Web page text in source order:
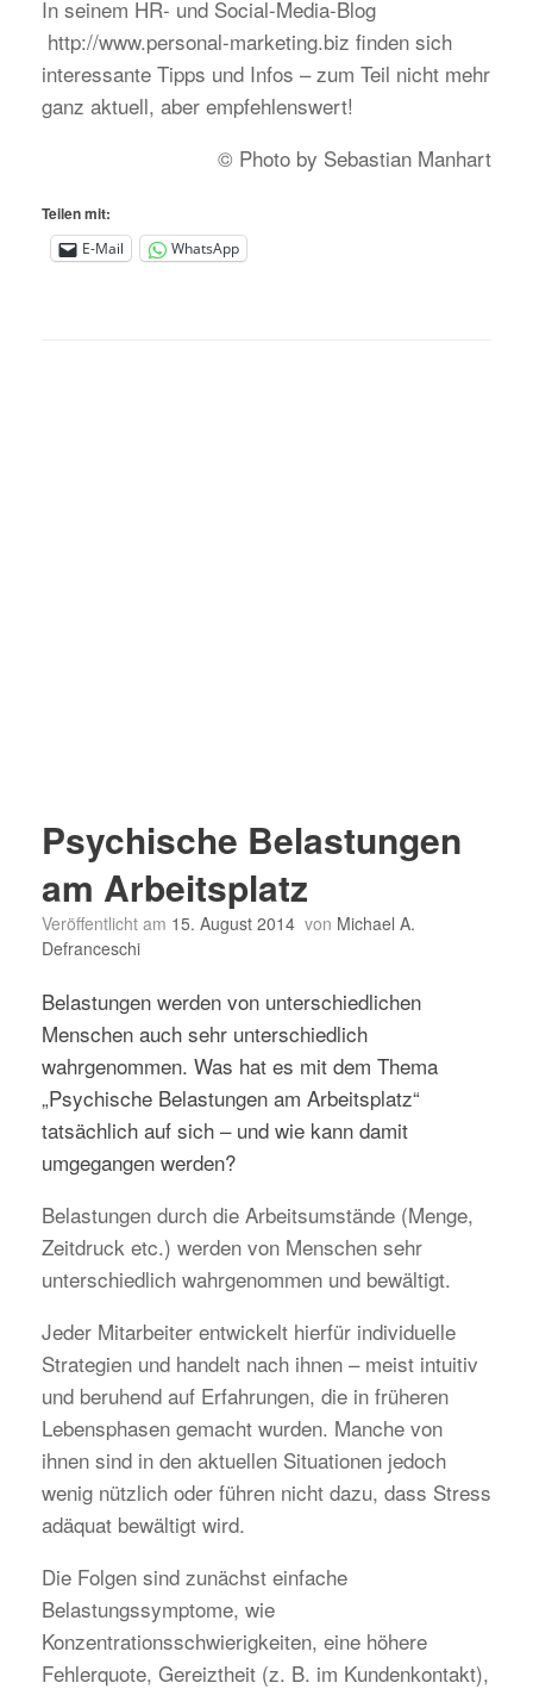
In seinem HR- und Social-Media-Blog
http://www.personal-marketing.biz finden sich
interessante Tipps und Infos – zum Teil nicht mehr
ganz aktuell, aber empfehlenswert!
© Photo by Sebastian Manhart
Teilen mit:
E-Mail WhatsApp
Psychische Belastungen
am Arbeitsplatz
Veröffentlicht am 15. August 2014 von Michael A.
Defranceschi
Belastungen werden von unterschiedlichen
Menschen auch sehr unterschiedlich
wahrgenommen. Was hat es mit dem Thema
„Psychische Belastungen am Arbeitsplatz“
tatsächlich auf sich – und wie kann damit
umgegangen werden?
Belastungen durch die Arbeitsumstände (Menge,
Zeitdruck etc.) werden von Menschen sehr
unterschiedlich wahrgenommen und bewältigt.
Jeder Mitarbeiter entwickelt hierfür individuelle
Strategien und handelt nach ihnen – meist intuitiv
und beruhend auf Erfahrungen, die in früheren
Lebensphasen gemacht wurden. Manche von
ihnen sind in den aktuellen Situationen jedoch
wenig nützlich oder führen nicht dazu, dass Stress
adäquat bewältigt wird.
Die Folgen sind zunächst einfache
Belastungssymptome, wie
Konzentrationsschwierigkeiten, eine höhere
Fehlerquote, Gereiztheit (z. B. im Kundenkontakt),